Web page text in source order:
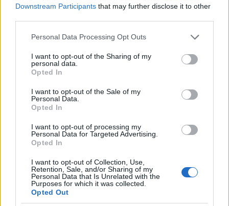
Downstream Participants that may further disclose it to other
Please note that this website/app uses one or more Google
not limited to your visit or usage behaviour. You may click to
grant or deny consent to Google and its third-party tags to
use your data for below specified purposes in below Google
consent section.
Personal Data Processing Opt Outs
I want to opt-out of the Sharing of my
personal data.
Opted In
I want to opt-out of the Sale of my
Personal Data.
Opted In
I want to opt-out of processing my
Personal Data for Targeted Advertising.
Opted In
I want to opt-out of Collection, Use,
Retention, Sale, and/or Sharing of my
Personal Data that Is Unrelated with the
Purposes for which it was collected.
Opted Out
Látványos építési szakasz indult be a
Flórián téri felüljárón
Paks II.: Mit jelent az 5. blokk új
AJÁNLJUK MÉG
HÍRLEVÉL